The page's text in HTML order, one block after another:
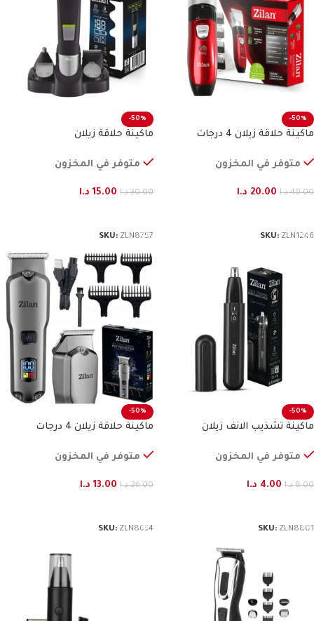
-50%
ماكينة حلاقة زيلان 4 درجات
متوفر في المخزون
40.00 د.ا 20.00 د.ا
SKU: ZLN1246
-50%
ماكينة حلاقة زيلان
متوفر في المخزون
30.00 د.ا 15.00 د.ا
SKU: ZLN8757
-50%
ماكينة تشذيب الانف زيلان
متوفر في المخزون
8.00 د.ا 4.00 د.ا
SKU: ZLN8801
-50%
ماكينة حلاقة زيلان 4 درجات
متوفر في المخزون
26.00 د.ا 13.00 د.ا
SKU: ZLN8634